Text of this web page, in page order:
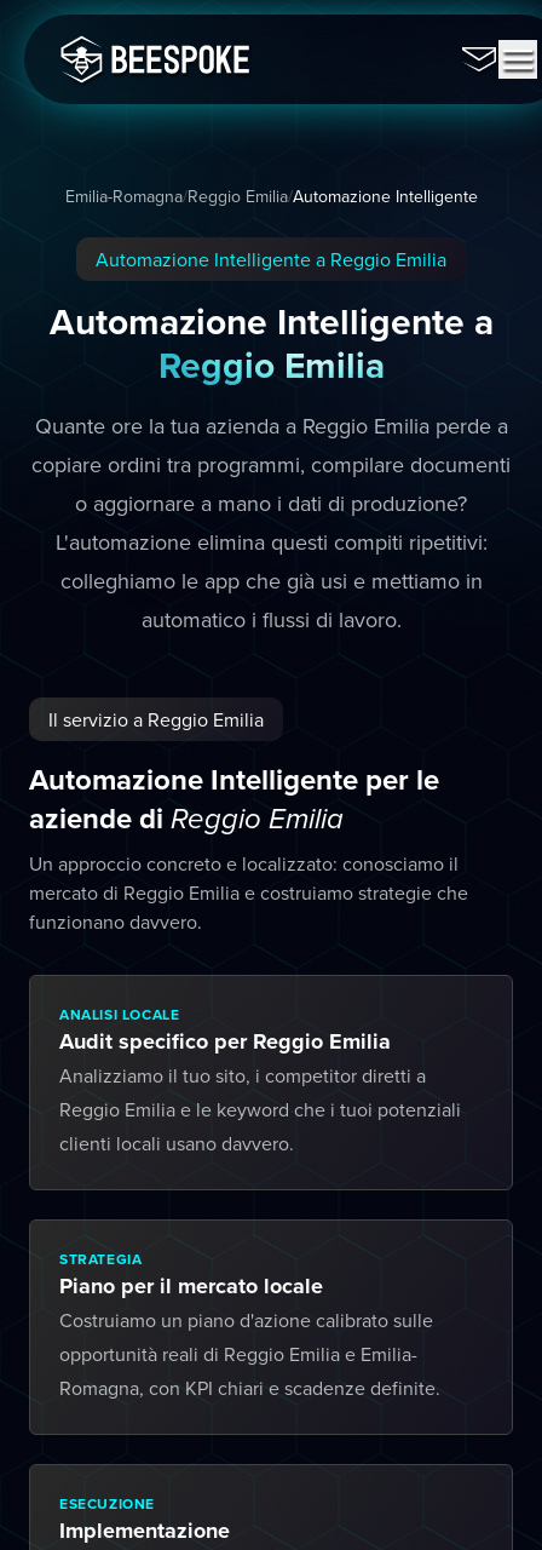
Emilia-Romagna/Reggio Emilia/Automazione Intelligente
Automazione Intelligente a Reggio Emilia
Automazione Intelligente a
Reggio Emilia
Quante ore la tua azienda a Reggio Emilia perde a
copiare ordini tra programmi, compilare documenti
o aggiornare a mano i dati di produzione?
L'automazione elimina questi compiti ripetitivi:
colleghiamo le app che già usi e mettiamo in
automatico i flussi di lavoro.
Il servizio a Reggio Emilia
Automazione Intelligente per le
aziende di Reggio Emilia
Un approccio concreto e localizzato: conosciamo il
mercato di Reggio Emilia e costruiamo strategie che
funzionano davvero.
ANALISI LOCALE
Audit specifico per Reggio Emilia
Analizziamo il tuo sito, i competitor diretti a
Reggio Emilia e le keyword che i tuoi potenziali
clienti locali usano davvero.
STRATEGIA
Piano per il mercato locale
Costruiamo un piano d'azione calibrato sulle
opportunità reali di Reggio Emilia e Emilia-
Romagna, con KPI chiari e scadenze definite.
ESECUZIONE
Implementazione